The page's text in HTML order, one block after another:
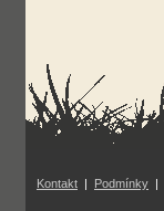
Kontakt | Podmínky |